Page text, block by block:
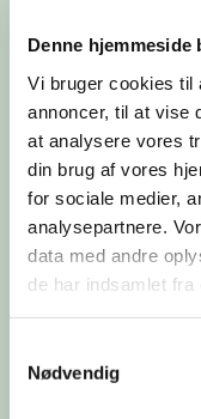
Denne hjemmeside
Vi bruger cookies til
annoncer, til at vise
at analysere vores
din brug af vores
for sociale medier,
analysepartnere.
data med andre
de har indsamlet fra
Nødvendig